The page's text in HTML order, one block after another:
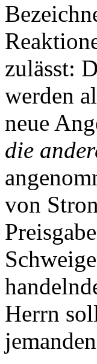
zulässt:
werden
neue
die
von
Herrn